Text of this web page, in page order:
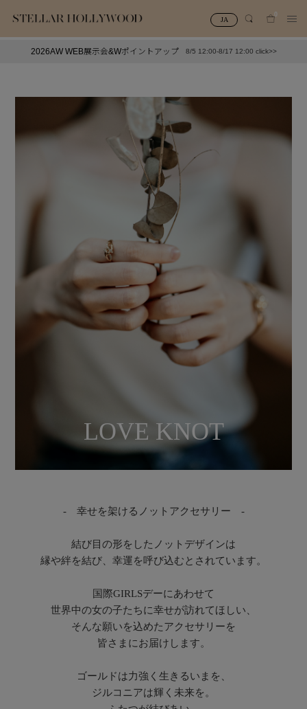
JA
0
2026AW WEB展示会&Wポイントアップ 8/5 12:00-8/17 12:00 click>>
LOVE KNOT
- 幸せを架けるノットアクセサリー -
結び目の形をしたノットデザインは
縁や絆を結び、幸運を呼び込むとされています。
国際GIRLSデーにあわせて
世界中の女の子たちに幸せが訪れてほしい、
そんな願いを込めたアクセサリーを
皆さまにお届けします。
ゴールドは力強く生きるいまを、
ジルコニアは輝く未来を。